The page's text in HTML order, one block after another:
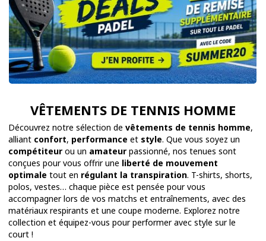
VÊTEMENTS DE TENNIS HOMME
Découvrez notre sélection de vêtements de tennis homme,
alliant confort, performance et style. Que vous soyez un
compétiteur ou un amateur passionné, nos tenues sont
conçues pour vous offrir une liberté de mouvement
optimale tout en régulant la transpiration. T-shirts, shorts,
polos, vestes… chaque pièce est pensée pour vous
accompagner lors de vos matchs et entraînements, avec des
matériaux respirants et une coupe moderne. Explorez notre
collection et équipez-vous pour performer avec style sur le
court !